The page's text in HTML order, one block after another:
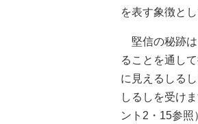
を表す象徴と
堅信の秘跡は
ることを通し
に見えるしる
しるしを受け
ント2・15参照